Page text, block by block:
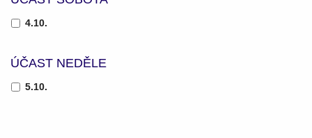
4.10.
ÚČAST NEDĚLE
5.10.